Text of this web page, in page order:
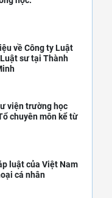
về Công ty Luật
sư tại Thành
viện trường học
chuyên môn kể từ
luật của Việt Nam
cá nhân